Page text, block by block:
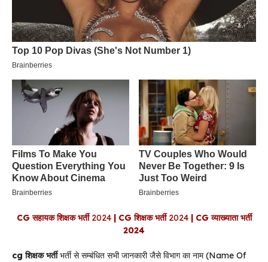
CG सहायक शिक्षक भर्ती 2024 | CG शिक्षक भर्ती 2024
| CG व्याख्याता भर्ती
2024
cg शिक्षक भर्तीभर्ती से सम्बंधित सभी जानकारी जैसे विभाग का नाम (Name Of